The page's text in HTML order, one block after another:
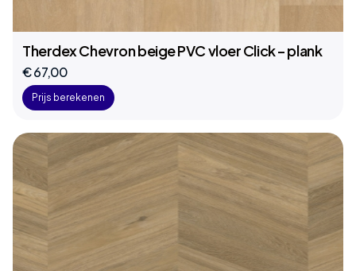
Therdex Chevron beige PVC vloer Click – plank
€ 67,00
Prijs berekenen